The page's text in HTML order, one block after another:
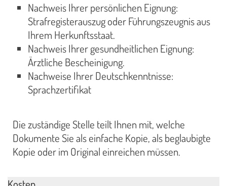
Nachweis Ihrer persönlichen Eignung:
Strafregisterauszug oder Führungszeugnis aus
Ihrem Herkunftsstaat.
Nachweis Ihrer gesundheitlichen Eignung:
Ärztliche Bescheinigung.
Nachweise Ihrer Deutschkenntnisse:
Sprachzertifikat
Die zuständige Stelle teilt Ihnen mit, welche
Dokumente Sie als einfache Kopie, als beglaubigte
Kopie oder im Original einreichen müssen.